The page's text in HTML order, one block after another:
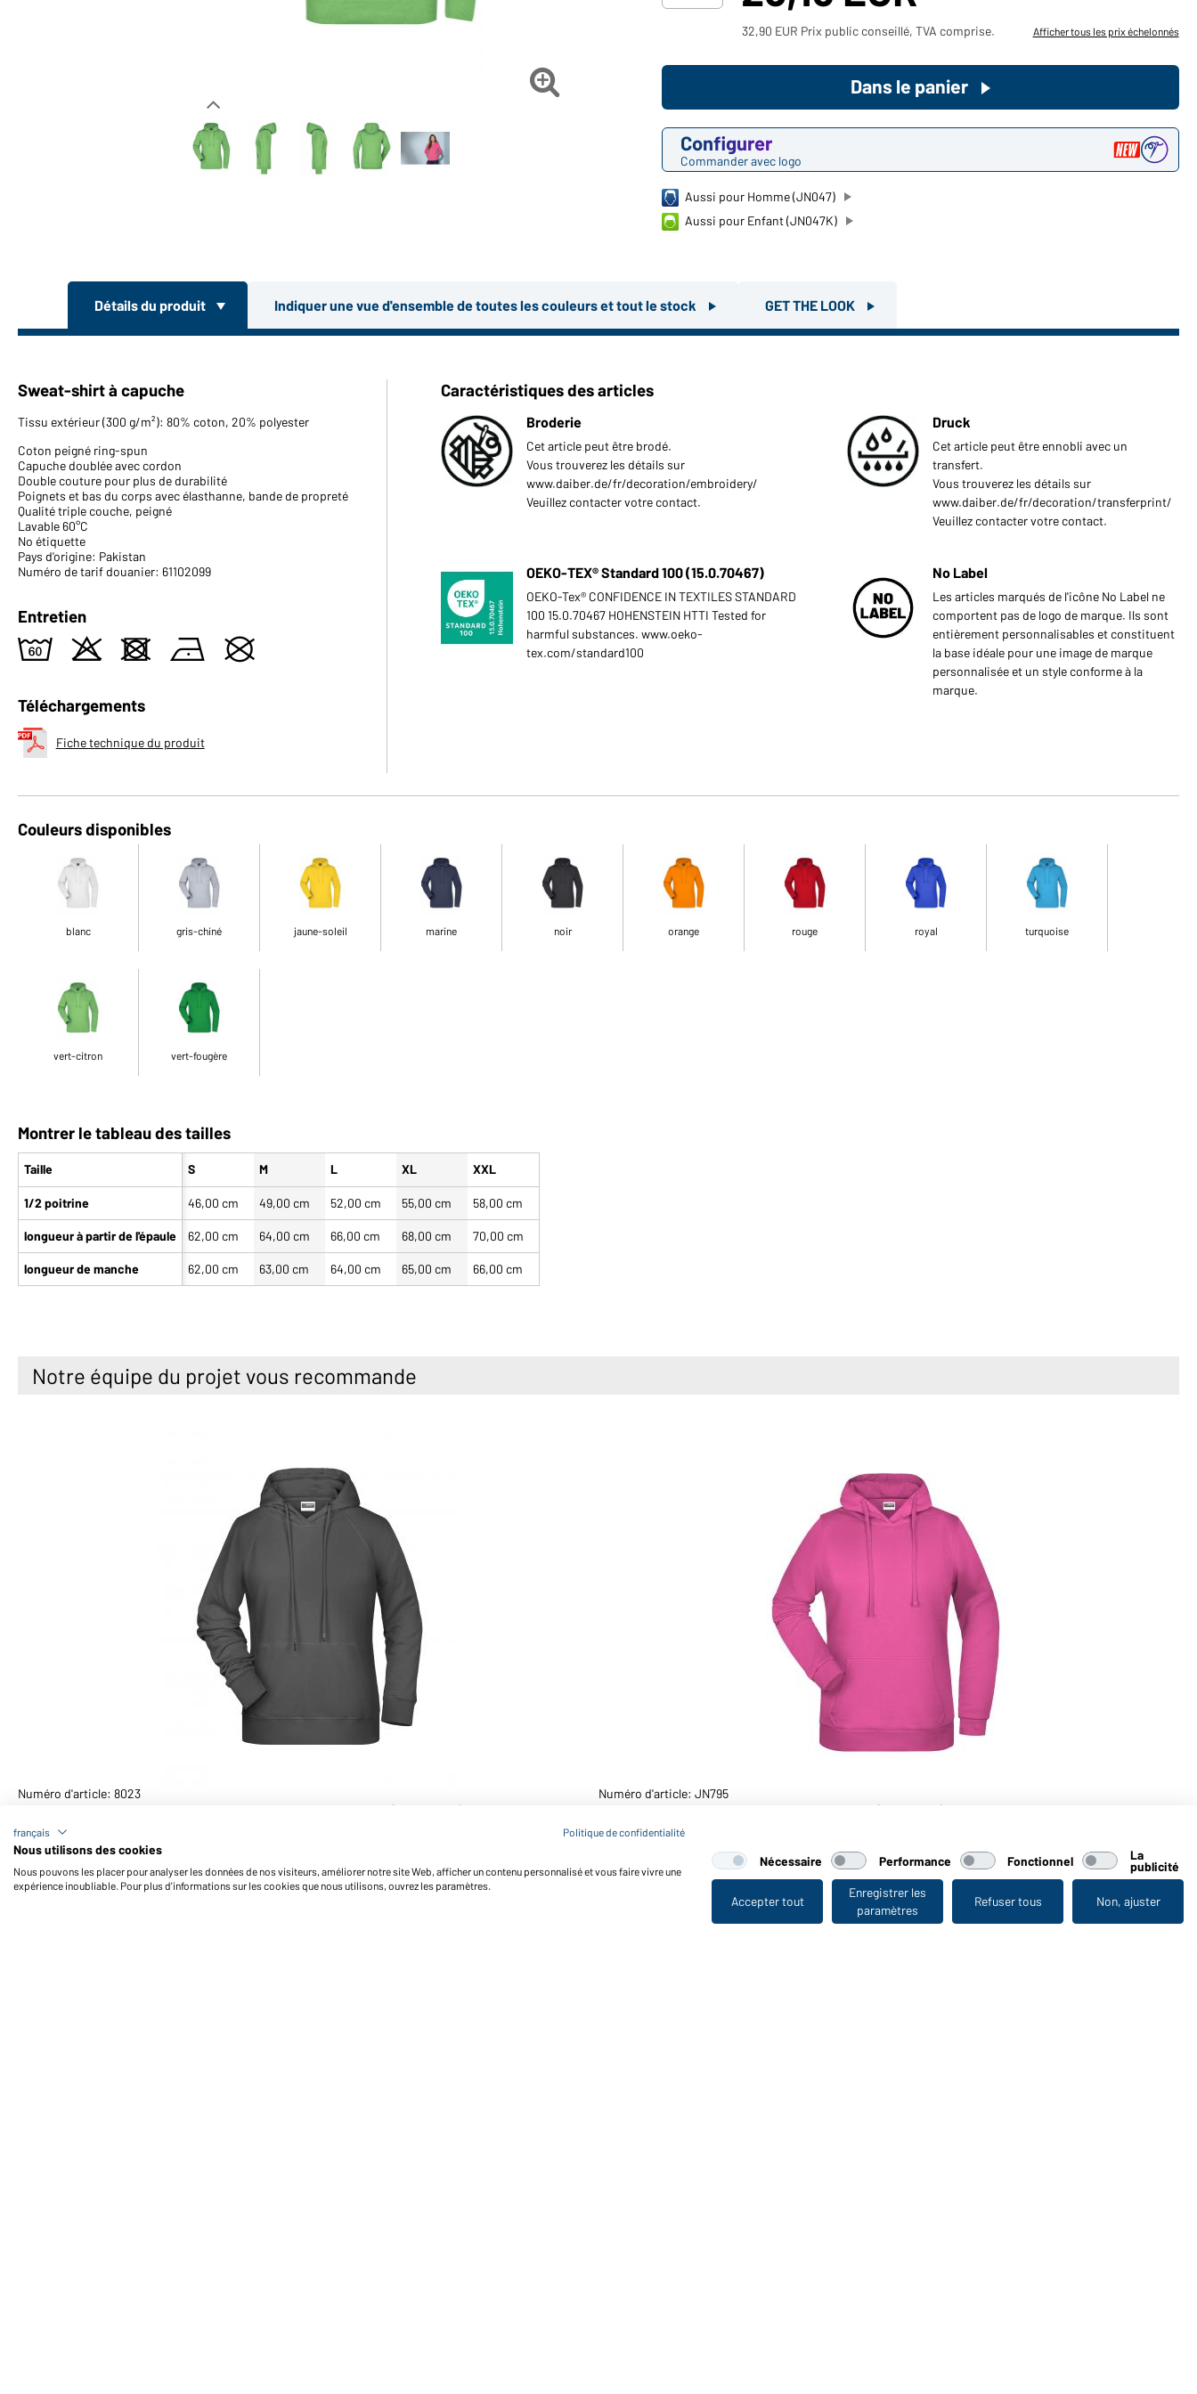
Voudriez-vous acheter des
produits pour votre besoin privé?
Chemin d'accès au shop des

32,90 EUR Prix public conseillé, TVA comprise. Afficher tous les prix échelonnés
Configurer
Commander avec logo
Dans le panier
Aussi pour Homme (JN047)
Aussi pour Enfant (JN047K)
Détails du produit Indiquer une vue d'ensemble de toutes les couleurs et tout le stock GET THE LOOK
Sweat-shirt à capuche
Tissu extérieur (300 g/m²): 80% coton, 20% polyester
Coton peigné ring-spun
Capuche doublée avec cordon
Double couture pour plus de durabilité
Poignets et bas du corps avec élasthanne, bande de propreté
Qualité triple couche, peigné
Lavable 60°C
No étiquette
Pays d'origine: Pakistan
Numéro de tarif douanier: 61102099
Entretien
4 o d n U
Téléchargements
Fiche technique du produit
Caractéristiques des articles
Broderie
Cet article peut être brodé.
Vous trouverez les détails sur
www.daiber.de/fr/decoration/embroidery/
Veuillez contacter votre contact.
Druck
Cet article peut être ennobli avec un
transfert.
Vous trouverez les détails sur
www.daiber.de/fr/decoration/transferprint/
Veuillez contacter votre contact.
OEKO-TEX® Standard 100 (15.0.70467)
OEKO-Tex® CONFIDENCE IN TEXTILES STANDARD
100 15.0.70467 HOHENSTEIN HTTI Tested for
harmful substances. www.oeko-
tex.com/standard100
No Label
Les articles marqués de l'icône No Label ne
comportent pas de logo de marque. Ils sont
entièrement personnalisables et constituent
la base idéale pour une image de marque
personnalisée et un style conforme à la
marque.
Couleurs disponibles
blanc gris-chiné jaune-soleil marine noir orange rouge royal turquoise
vert-citron vert-fougère
Montrer le tableau des tailles
Taille
1/2 poitrine
longueur à partir de l'épaule
longueur de manche
S M L XL XXL
46,00 cm 49,00 cm 52,00 cm 55,00 cm 58,00 cm
62,00 cm 64,00 cm 66,00 cm 68,00 cm 70,00 cm
62,00 cm 63,00 cm 64,00 cm 65,00 cm 66,00 cm
Notre équipe du projet vous recommande
Numéro d'article: 8023
Sweat-shirt à capuche femme OCS Blended & RCS (graphite)
Numéro d'article: JN795
Sweat-shirt à capuche promo femme (rose-vif)
Vu en dernier
français Politique de confidentialité
Nous utilisons des cookies
Nous pouvons les placer pour analyser les données de nos visiteurs, améliorer notre site Web, afficher un contenu personnalisé et vous faire vivre une
expérience inoubliable. Pour plus d'informations sur les cookies que nous utilisons, ouvrez les paramètres.
Nécessaire Performance Fonctionnel La
publicité
Accepter tout
Enregistrer les
paramètres
Refuser tous Non, ajuster